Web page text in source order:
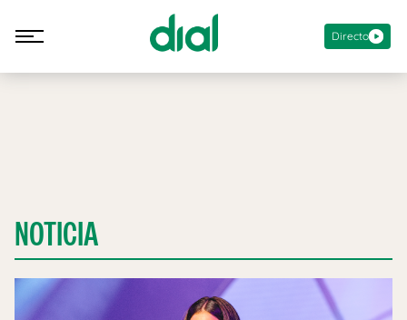
Directo
NOTICIA